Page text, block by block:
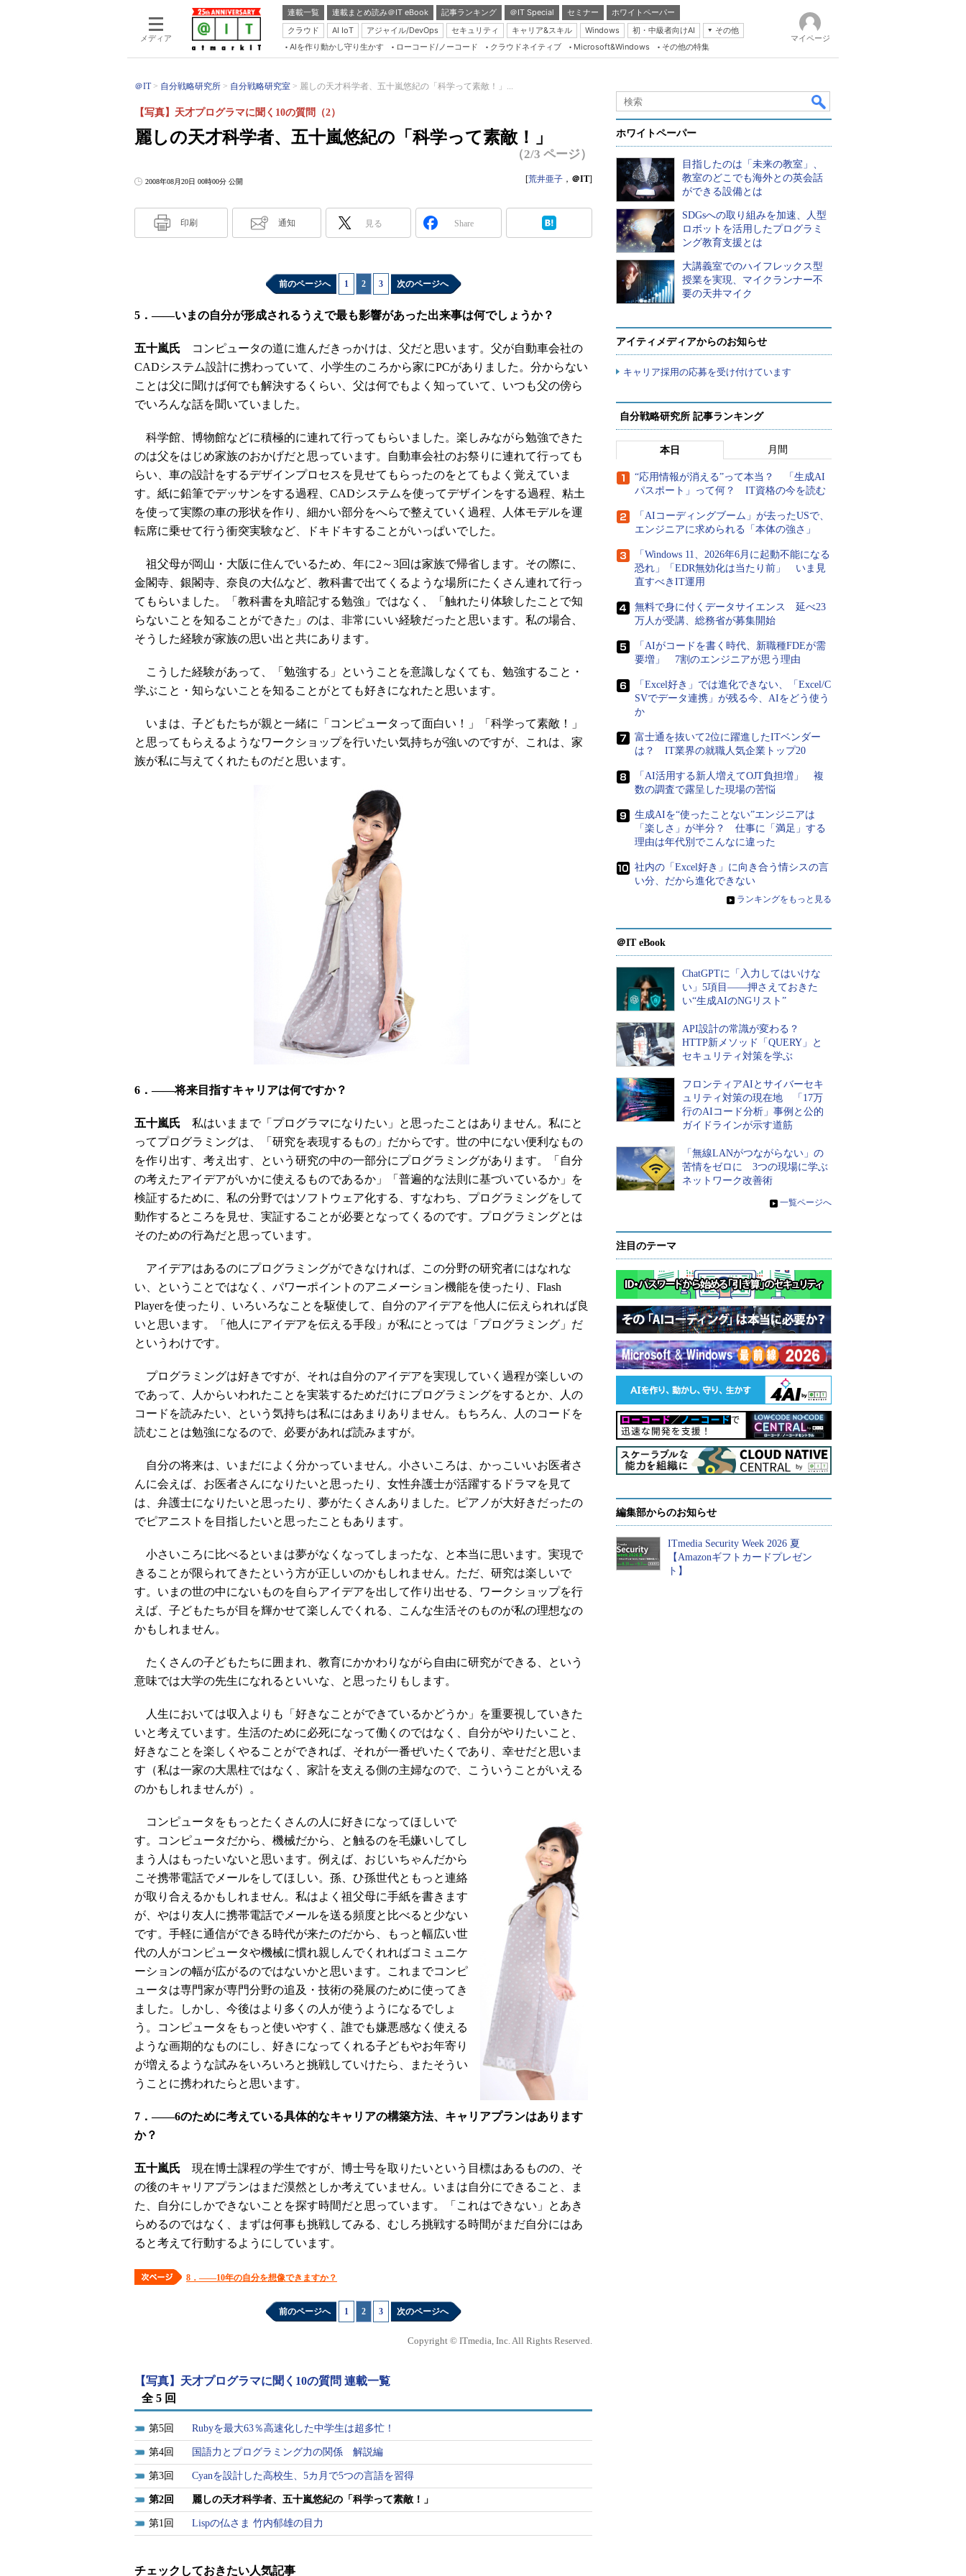
メディア
連載一覧 連載まとめ読み＠IT eBook 記事ランキング ＠IT Special セミナー
ホワイトペーパー
クラウド
AI IoT アジャイル/DevOps セキュリティ キャリア&スキル Windows 初・中級者向けAI
その他
Server & Storage
Database Expert
Master of IP Network
Security & Trust
AIを作り動かし守り生かす ローコード/ノーコード クラウドネイティブ Microsoft&Windows その他の特集
マイページ
＠IT 自分戦略研究所 自分戦略研究室 麗しの天才科学者、五十嵐悠紀の「科学って素敵！」...
麗しの天才科学者、五十嵐悠紀の「科学って素敵！」
【写真】天才プログラマに聞く10の質問（2）
（2/3 ページ）
2008年08月20日 00時00分 公開 [荒井亜子 ， ＠IT]
印刷 通知 見る Share
前のページへ 1 2 3 次のページへ
5．――いまの自分が形成されるうえで最も影響があった出来事は何でしょうか？
五十嵐氏 コンピュータの道に進んだきっかけは、父だと思います。父が自動車会社の
CADシステム設計に携わっていて、小学生のころから家にPCがありました。分からない
ことは父に聞けば何でも解決するくらい、父は何でもよく知っていて、いつも父の傍ら
でいろんな話を聞いていました。
科学館、博物館などに積極的に連れて行ってもらいました。楽しみながら勉強できた
のは父をはじめ家族のおかげだと思っています。自動車会社のお祭りに連れて行っても
らい、車の設計をするデザインプロセスを見せてもらったのをとてもよく覚えていま
す。紙に鉛筆でデッサンをする過程、CADシステムを使ってデザインをする過程、粘土
を使って実際の車の形状を作り、細かい部分をへらで整えていく過程、人体モデルを運
転席に乗せて行う衝突実験など、ドキドキすることがいっぱいでした。
祖父母が岡山・大阪に住んでいるため、年に2～3回は家族で帰省します。その際に、
金閣寺、銀閣寺、奈良の大仏など、教科書で出てくるような場所にたくさん連れて行っ
てもらいました。「教科書を丸暗記する勉強」ではなく、「触れたり体験したことで知
らないことを知ることができた」のは、非常にいい経験だったと思います。私の場合、
そうした経験が家族の思い出と共にあります。
こうした経験があって、「勉強する」ということを意識しなくても、勉強すること・
学ぶこと・知らないことを知ることがとても好きになれたと思います。
いまは、子どもたちが親と一緒に「コンピュータって面白い！」「科学って素敵！」
と思ってもらえるようなワークショップを行いたい気持ちが強いのですが、これは、家
族が私に与えてくれたものだと思います。
6．――将来目指すキャリアは何ですか？
五十嵐氏 私はいままで「プログラマになりたい」と思ったことはありません。私にと
ってプログラミングは、「研究を表現するもの」だからです。世の中にない便利なもの
を作り出す、考え出す、という研究の中の一部分にプログラミングがあります。「自分
の考えたアイデアがいかに使えるものであるか」「普遍的な法則に基づいているか」を
検証するために、私の分野ではソフトウェア化する、すなわち、プログラミングをして
動作するところを見せ、実証することが必要となってくるのです。プログラミングとは
そのための行為だと思っています。
アイデアはあるのにプログラミングができなければ、この分野の研究者にはなれな
い、ということではなく、パワーポイントのアニメーション機能を使ったり、Flash
Playerを使ったり、いろいろなことを駆使して、自分のアイデアを他人に伝えられれば良
いと思います。「他人にアイデアを伝える手段」が私にとっては「プログラミング」だ
というわけです。
プログラミングは好きですが、それは自分のアイデアを実現していく過程が楽しいの
であって、人からいわれたことを実装するためだけにプログラミングをするとか、人の
コードを読みたい、という気持ちは私にはあまりありません。もちろん、人のコードを
読むことは勉強になるので、必要があれば読みますが。
自分の将来は、いまだによく分かっていません。小さいころは、かっこいいお医者さ
んに会えば、お医者さんになりたいと思ったり、女性弁護士が活躍するドラマを見て
は、弁護士になりたいと思ったり、夢がたくさんありました。ピアノが大好きだったの
でピアニストを目指したいと思ったこともあります。
小さいころに比べるといまは夢がなくなってしまったな、と本当に思います。実現で
きることが限られてきたという方が正しいのかもしれません。ただ、研究は楽しいで
す。いまの世の中にないものを自らアイデアを出して作り出せる、ワークショップを行
えば、子どもたちが目を輝かせて楽しんでくれる、こんな生活そのものが私の理想なの
かもしれません。
たくさんの子どもたちに囲まれ、教育にかかわりながら自由に研究ができる、という
意味では大学の先生になれるといいな、と思ったりもします。
人生においては収入よりも「好きなことができているかどうか」を重要視していきた
いと考えています。生活のために必死になって働くのではなく、自分がやりたいこと、
好きなことを楽しくやることができれば、それが一番ぜいたくであり、幸せだと思いま
す（私は一家の大黒柱ではなく、家計を支える側の主婦なので、こういうことがいえる
のかもしれませんが）。
コンピュータをもっとたくさんの人に好きになってほしいで
す。コンピュータだから、機械だから、と触るのを毛嫌いしてし
まう人はもったいないと思います。例えば、おじいちゃんだから
こそ携帯電話でメールをしてほしい。孫、ひ孫世代ともっと連絡
が取り合えるかもしれません。私はよく祖父母に手紙を書きます
が、やはり友人に携帯電話でメールを送る頻度と比べると少ない
です。手軽に通信ができる時代が来たのだから、もっと幅広い世
代の人がコンピュータや機械に慣れ親しんでくれればコミュニケ
ーションの幅が広がるのではないかと思います。これまでコンピ
ュータは専門家が専門分野の追及・技術の発展のために使ってき
ました。しかし、今後はより多くの人が使うようになるでしょ
う。コンピュータをもっと使いやすく、誰でも嫌悪感なく使える
ような画期的なものにし、好きになってくれる子どもやお年寄り
が増えるような試みをいろいろと挑戦していけたら、またそうい
うことに携われたらと思います。
7．――6のために考えている具体的なキャリアの構築方法、キャリアプランはあります
か？
五十嵐氏 現在博士課程の学生ですが、博士号を取りたいという目標はあるものの、そ
の後のキャリアプランはまだ漠然としか考えていません。いまは自分にできること、ま
た、自分にしかできないことを探す時間だと思っています。「これはできない」とあき
らめるのではなく、まずは何事も挑戦してみる、むしろ挑戦する時間がまだ自分にはあ
ると考えて行動するようにしています。
8．――10年の自分を想像できますか？
前のページへ 1 2 3 次のページへ
Copyright © ITmedia, Inc. All Rights Reserved.
【写真】天才プログラマに聞く10の質問 連載一覧
全 5 回
5 Rubyを最大63％高速化した中学生は超多忙！
4 国語力とプログラミング力の関係 解説編
3 Cyanを設計した高校生、5カ月で5つの言語を習得
2 麗しの天才科学者、五十嵐悠紀の「科学って素敵！」
1 Lispの仏さま 竹内郁雄の目力
チェックしておきたい人気記事
ホワイトペーパー
目指したのは「未来の教室」、
教室のどこでも海外との英会話
ができる設備とは
SDGsへの取り組みを加速、人型
ロボットを活用したプログラミ
ング教育支援とは
大講義室でのハイフレックス型
授業を実現、マイクランナー不
要の天井マイク
アイティメディアからのお知らせ
キャリア採用の応募を受け付けています
自分戦略研究所 記事ランキング
本日 月間
“応用情報が消える”って本当？ 「生成AI
パスポート」って何？ IT資格の今を読む
「AIコーディングブーム」が去ったUSで、
エンジニアに求められる「本体の強さ」
「Windows 11、2026年6月に起動不能になる
恐れ」「EDR無効化は当たり前」 いま見
直すべきIT運用
無料で身に付くデータサイエンス 延べ23
万人が受講、総務省が募集開始
「AIがコードを書く時代、新職種FDEが需
要増」 7割のエンジニアが思う理由
「Excel好き」では進化できない、「Excel/C
SVでデータ連携」が残る今、AIをどう使う
か
富士通を抜いて2位に躍進したITベンダー
は？ IT業界の就職人気企業トップ20
「AI活用する新人増えてOJT負担増」 複
数の調査で露呈した現場の苦悩
生成AIを“使ったことない”エンジニアは
「楽しさ」が半分？ 仕事に「満足」する
理由は年代別でこんなに違った
社内の「Excel好き」に向き合う情シスの言
い分、だから進化できない
» ランキングをもっと見る
＠IT eBook
ChatGPTに「入力してはいけな
い」5項目――押さえておきた
い“生成AIのNGリスト”
API設計の常識が変わる？
HTTP新メソッド「QUERY」と
セキュリティ対策を学ぶ
フロンティアAIとサイバーセキ
ュリティ対策の現在地 「17万
行のAIコード分析」事例と公的
ガイドラインが示す道筋
「無線LANがつながらない」の
苦情をゼロに 3つの現場に学ぶ
ネットワーク改善術
» 一覧ページへ
注目のテーマ
編集部からのお知らせ
ITmedia Security Week 2026 夏
【Amazonギフトカードプレゼン
ト】